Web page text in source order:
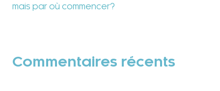
mais par où commencer?
Commentaires récents